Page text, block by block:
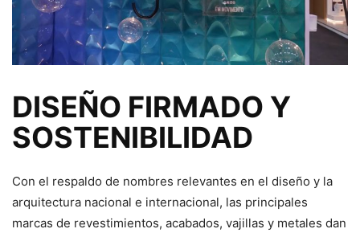
DISEÑO FIRMADO Y
SOSTENIBILIDAD
Con el respaldo de nombres relevantes en el diseño y la
arquitectura nacional e internacional, las principales
marcas de revestimientos, acabados, vajillas y metales dan